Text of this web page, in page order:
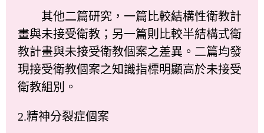
其他二篇研究，一篇比較結構性衛教計
畫與未接受衛教；另一篇則比較半結構式衛
教計畫與未接受衛教個案之差異。二篇均發
現接受衛教個案之知識指標明顯高於未接受
衛教組別。
2.精神分裂症個案